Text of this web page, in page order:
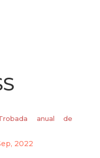
anual de
2022